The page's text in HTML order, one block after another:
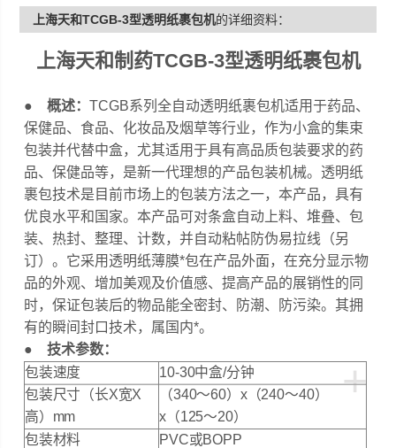
产品包装机械。
上海天和TCGB-3型透明纸裹包机的详细资料：
上海天和制药TCGB-3型透明纸裹包机
● 概述：TCGB系列全自动透明纸裹包机适用于药品、
保健品、食品、化妆品及烟草等行业，作为小盒的集束
包装并代替中盒，尤其适用于具有高品质包装要求的药
品、保健品等，是新一代理想的产品包装机械。透明纸
裹包技术是目前市场上的包装方法之一，本产品，具有
优良水平和国家。本产品可对条盒自动上料、堆叠、包
装、热封、整理、计数，并自动粘帖防伪易拉线（另
订）。它采用透明纸薄膜*包在产品外面，在充分显示物
品的外观、增加美观及价值感、提高产品的展销性的同
时，保证包装后的物品能全密封、防潮、防污染。其拥
有的瞬间封口技术，属国内*。
● 技术参数：
+
包装速度
10-30中盒/分钟
包装尺寸（长X宽X
高）mm
（340～60）x（240～40）
x（125～20）
包装材料
PVC或BOPP